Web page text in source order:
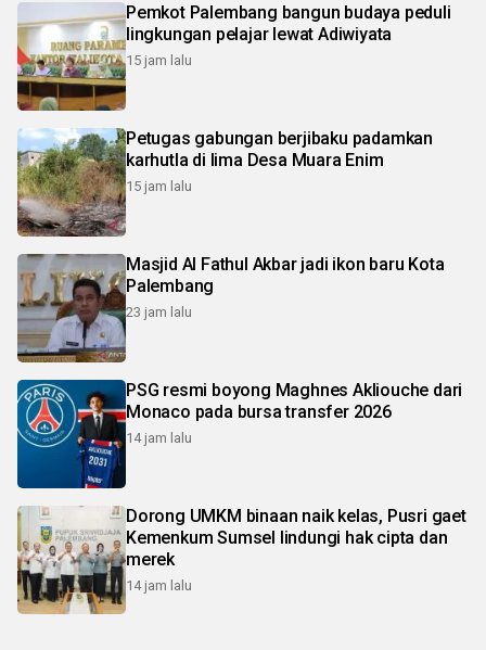
Pemkot Palembang bangun budaya peduli
lingkungan pelajar lewat Adiwiyata
15 jam lalu
Petugas gabungan berjibaku padamkan
karhutla di lima Desa Muara Enim
15 jam lalu
Masjid Al Fathul Akbar jadi ikon baru Kota
Palembang
23 jam lalu
PSG resmi boyong Maghnes Akliouche dari
Monaco pada bursa transfer 2026
14 jam lalu
Dorong UMKM binaan naik kelas, Pusri gaet
Kemenkum Sumsel lindungi hak cipta dan
merek
14 jam lalu